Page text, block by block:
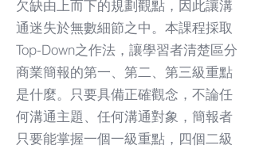
欠缺由上而下的規劃觀點，因此讓溝
通迷失於無數細節之中。本課程採取
Top-Down之作法，讓學習者清楚區分
商業簡報的第一、第二、第三級重點
是什麼。只要具備正確觀念，不論任
何溝通主題、任何溝通對象，簡報者
只要能掌握一個一級重點，四個二級